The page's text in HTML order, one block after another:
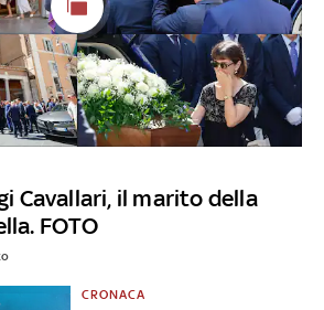
Cavallari, il marito della
FOTO
CRONACA